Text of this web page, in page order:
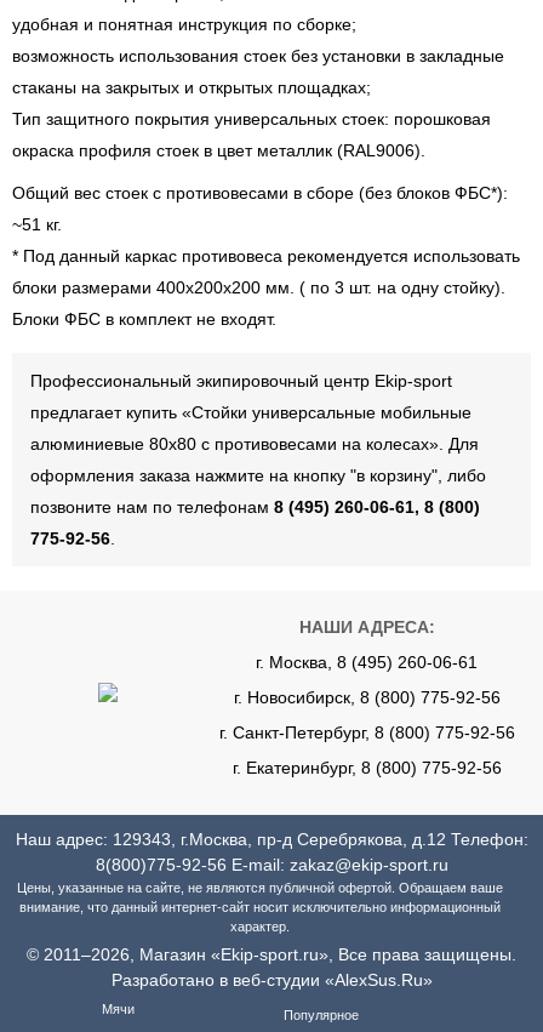
удобная и понятная инструкция по сборке;
возможность использования стоек без установки в закладные
стаканы на закрытых и открытых площадках;
Тип защитного покрытия универсальных стоек: порошковая
окраска профиля стоек в цвет металлик (RAL9006).
Общий вес стоек с противовесами в сборе (без блоков ФБС*):
~51 кг.
* Под данный каркас противовеса рекомендуется использовать
блоки размерами 400х200х200 мм. ( по 3 шт. на одну стойку).
Блоки ФБС в комплект не входят.
Профессиональный экипировочный центр Ekip-sport
предлагает купить «Стойки универсальные мобильные
алюминиевые 80х80 с противовесами на колесах». Для
оформления заказа нажмите на кнопку "в корзину", либо
позвоните нам по телефонам 8 (495) 260-06-61, 8 (800)
775-92-56.
НАШИ АДРЕСА:
г. Москва, 8 (495) 260-06-61
г. Новосибирск, 8 (800) 775-92-56
г. Санкт-Петербург, 8 (800) 775-92-56
г. Екатеринбург, 8 (800) 775-92-56
Наш адрес: 129343, г.Москва, пр-д Серебрякова, д.12 Телефон:
8(800)775-92-56 E-mail: zakaz@ekip-sport.ru
Цены, указанные на сайте, не являются публичной офертой. Обращаем ваше
внимание, что данный интернет-сайт носит исключительно информационный
характер.
© 2011–2026, Магазин «Ekip-sport.ru», Все права защищены.
Разработано в веб-студии «AlexSus.Ru»
Мячи
Популярное